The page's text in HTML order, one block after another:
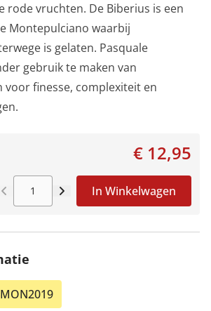
rode vruchten. De Biberius is een
Montepulciano waarbij
is gelaten. Pasquale
gebruik te maken van
finesse, complexiteit en
€ 12,95
Aantal In Winkelwagen